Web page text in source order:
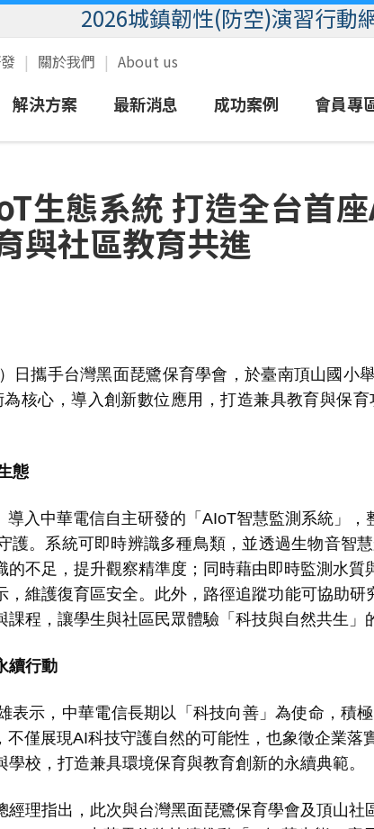
2026城鎮韌性(防空)演習行動
關於我們 About us
簡訊
數據
行動優惠
MVPN行動群組
放心接
解決方案
中小企業
公部門
最新消息
活動
成功案例
影音報導
會員專
會員
生態系統 打造全台首
與社區教育共進
日攜手台灣黑面琵鷺保育學會，於臺南頂山國小舉
為核心，導入創新數位應用，打造兼具教育與保
態
入中華電信自主研發的「 AIoT智慧監測系統」，
護。系統可即時辨識多種鳥類，並透過生物音智
不足，提升觀察精準度；同時藉由即時監測水
，維護復育區安全。此外，路徑追蹤功能可協助
程，讓學生與社區民眾體驗「科技與自然共生」
續行動
示，中華電信長期以「科技向善」為使命，積
不僅展現AI科技守護自然的可能性，也象徵企業落
校，打造兼具環境保育與教育創新的永續典範。
指出，此次與台灣黑面琵鷺保育學會及頂山社